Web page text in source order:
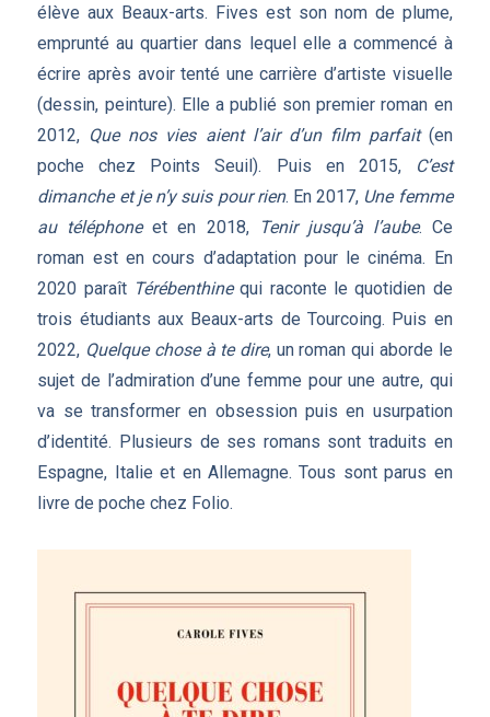
élève aux Beaux-arts. Fives est son nom de plume,
emprunté au quartier dans lequel elle a commencé à
écrire après avoir tenté une carrière d’artiste visuelle
(dessin, peinture). Elle a publié son premier roman en
2012, Que nos vies aient l’air d’un film parfait(en
poche chez Points Seuil). Puis en 2015,
C’est
dimanche et je n’y suis pour rien. En 2017, Une femme
au téléphoneet en 2018, Tenir jusqu’à l’aube. Ce
roman est en cours d’adaptation pour le cinéma. En
2020 paraît Térébenthinequi raconte le quotidien de
trois étudiants aux Beaux-arts de Tourcoing. Puis en
2022, Quelque chose à te dire, un roman qui aborde le
sujet de l’admiration d’une femme pour une autre, qui
va se transformer en obsession puis en usurpation
d’identité. Plusieurs de ses romans sont traduits en
Espagne, Italie et en Allemagne. Tous sont parus en
livre de poche chez Folio.